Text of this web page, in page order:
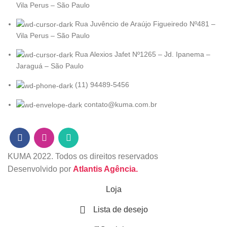
Vila Perus – São Paulo
Rua Juvêncio de Araújo Figueiredo Nº481 –
Vila Perus – São Paulo
Rua Alexios Jafet Nº1265 – Jd. Ipanema –
Jaraguá – São Paulo
(11) 94489-5456
contato@kuma.com.br
KUMA 2022. Todos os direitos reservados
Desenvolvido por Atlantis Agência.
Loja
Lista de desejo